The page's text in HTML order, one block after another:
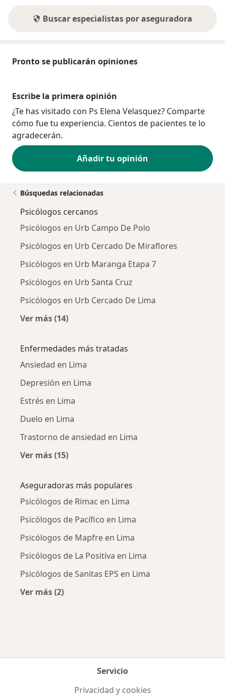
Buscar especialistas por aseguradora
Pronto se publicarán opiniones
Escribe la primera opinión
¿Te has visitado con Ps Elena Velasquez? Comparte
cómo fue tu experiencia. Cientos de pacientes te lo
agradecerán.
Añadir tu opinión
Búsquedas relacionadas
Psicólogos cercanos
Psicólogos en Urb Campo De Polo
Psicólogos en Urb Cercado De Miraflores
Psicólogos en Urb Maranga Etapa 7
Psicólogos en Urb Santa Cruz
Psicólogos en Urb Cercado De Lima
Ver más (14)
Enfermedades más tratadas
Ansiedad en Lima
Depresión en Lima
Estrés en Lima
Duelo en Lima
Trastorno de ansiedad en Lima
Ver más (15)
Aseguradoras más populares
Psicólogos de Rimac en Lima
Psicólogos de Pacífico en Lima
Psicólogos de Mapfre en Lima
Psicólogos de La Positiva en Lima
Psicólogos de Sanitas EPS en Lima
Ver más (2)
Servicio
Privacidad y cookies